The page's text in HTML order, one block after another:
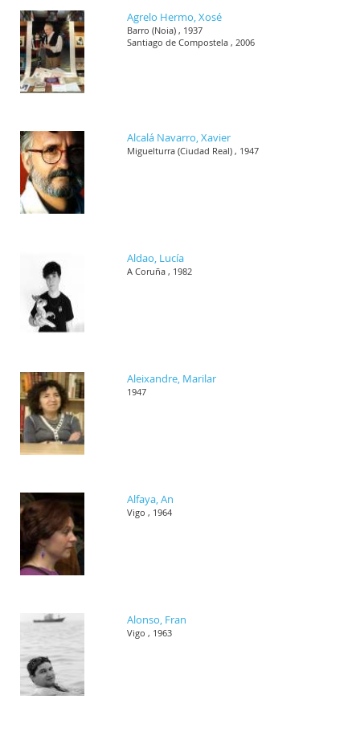
Agrelo Hermo, Xosé
Barro (Noia) , 1937
Santiago de Compostela , 2006
Alcalá Navarro, Xavier
Miguelturra (Ciudad Real) , 1947
Aldao, Lucía
A Coruña , 1982
Aleixandre, Marilar
1947
Alfaya, An
Vigo , 1964
Alonso, Fran
Vigo , 1963